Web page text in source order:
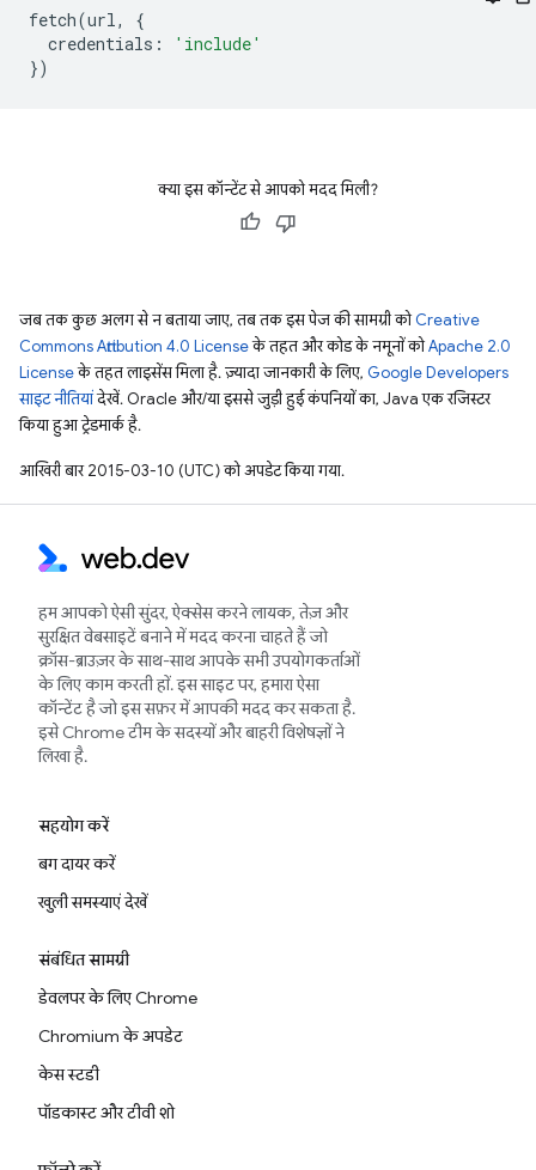
fetch(url,
{
credentials :
'include'
})
क्या इस कॉन्टेंट से आपको मदद मिली?
जब तक कुछ अलग से न बताया जाए, तब तक इस पेज की सामग्री कोCreative
Commons Attribution 4.0 Licenseके तहत और कोड के नमूनों कोApache 2.0
Licenseके तहत लाइसेंस मिला है. ज़्यादा जानकारी के लिए, Google Developers
साइट नीतियांदेखें. Oracle और/या इससे जुड़ी हुई कंपनियों का, Java एक रजिस्टर
किया हुआ ट्रेडमार्क है.
आखिरी बार 2015-03-10 (UTC) को अपडेट किया गया.
हम आपको ऐसी सुंदर, ऐक्सेस करने लायक, तेज़ और
सुरक्षित वेबसाइटें बनाने में मदद करना चाहते हैं जो
क्रॉस-ब्राउज़र के साथ-साथ आपके सभी उपयोगकर्ताओं
के लिए काम करती हों. इस साइट पर, हमारा ऐसा
कॉन्टेंट है जो इस सफ़र में आपकी मदद कर सकता है.
इसे Chrome टीम के सदस्यों और बाहरी विशेषज्ञों ने
लिखा है.
सहयोग करें
बग दायर करें
खुली समस्याएं देखें
संबंधित सामग्री
डेवलपर के लिए Chrome
Chromium के अपडेट
केस स्टडी
पॉडकास्ट और टीवी शो